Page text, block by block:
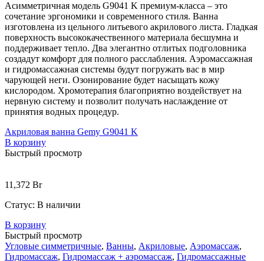
Асимметричная модель G9041 K премиум-класса – это
сочетание эргономики и современного стиля. Ванна
изготовлена из цельного литьевого акрилового листа. Гладкая
поверхность высококачественного материала бесшумна и
поддерживает тепло. Два элегантно отлитых подголовника
создадут комфорт для полного расслабления. Аэромассажная
и гидромассажная системы будут погружать вас в мир
чарующей неги. Озонирование будет насыщать кожу
кислородом. Хромотерапия благоприятно воздействует на
нервную систему и позволит получать наслаждение от
принятия водных процедур.
Акриловая ванна Gemy G9041 K
В корзину
Быстрый просмотр
11,372 Br
Статус: В наличии
В корзину
Быстрый просмотр
Угловые симметричные, Ванны, Акриловые, Аэромассаж,
Гидромассаж, Гидромассаж + аэромассаж, Гидромассажные